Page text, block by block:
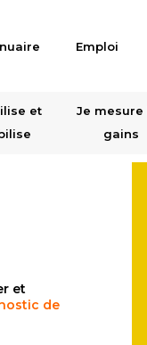
Emploi
et
Je mesure
gains
et
de